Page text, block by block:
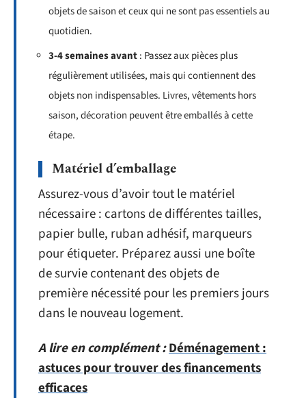
objets de saison et ceux qui ne sont pas essentiels au
quotidien.
3-4 semaines avant: Passez aux pièces plus
régulièrement utilisées, mais qui contiennent des
objets non indispensables. Livres, vêtements hors
saison, décoration peuvent être emballés à cette
étape.
Matériel d’emballage
Assurez-vous d’avoir tout le matériel
nécessaire : cartons de différentes tailles,
papier bulle, ruban adhésif, marqueurs
pour étiqueter. Préparez aussi une boîte
de survie contenant des objets de
première nécessité pour les premiers jours
dans le nouveau logement.
A lire en complément :Déménagement :
astuces pour trouver des financements
efficaces